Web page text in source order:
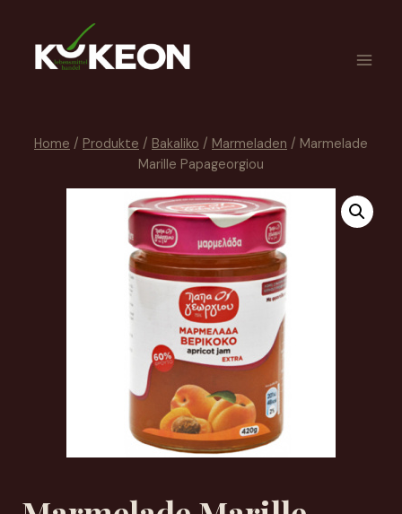
Home / Produkte / Bakaliko / Marmeladen / Marmelade
Marille Papageorgiou